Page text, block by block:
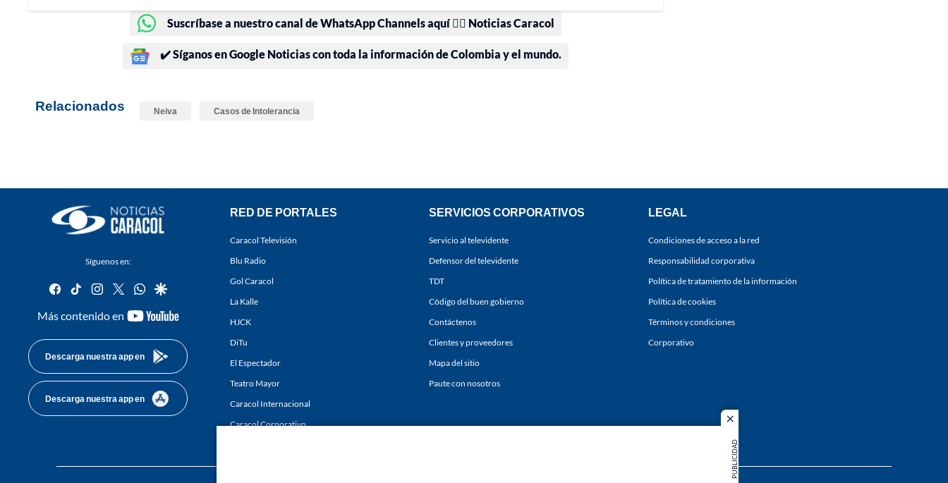
close
PUBLICIDAD
Suscríbase a nuestro canal de WhatsApp Channels aquí 👉🏻 Noticias Caracol
✔️ Síganos en Google Noticias con toda la información de Colombia y el mundo.
Relacionados Neiva Casos de Intolerancia
Síguenos en:
facebook
tiktok instagram
twitterwhatsapp
google
Más contenido en
youtube-
Descarga nuestra app en
Descarga nuestra app en
RED DE PORTALES
Caracol Televisión
Blu Radio
Gol Caracol
La Kalle
HJCK
DiTu
El Espectador
Teatro Mayor
Caracol Internacional
Caracol Corporativo
SERVICIOS CORPORATIVOS
Servicio al televidente
Defensor del televidente
TDT
Código del buen gobierno
Contáctenos
Clientes y proveedores
Mapa del sitio
Paute con nosotros
LEGAL
Condiciones de acceso a la red
Responsabilidad corporativa
Política de tratamiento de la información
Política de cookies
Términos y condiciones
Corporativo